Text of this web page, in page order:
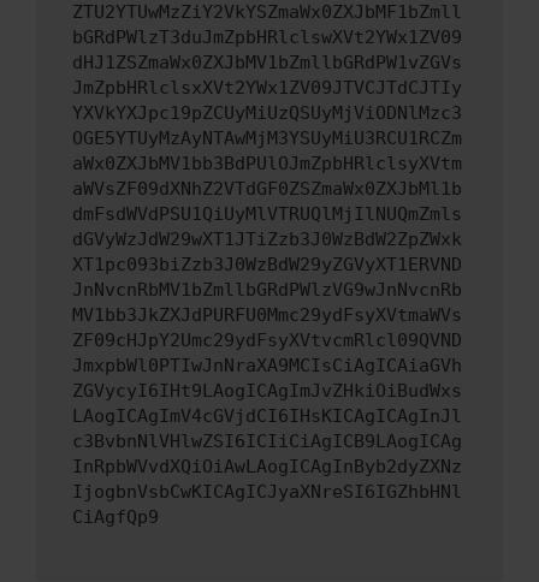
ZTU2YTUwMzZiY2VkYSZmaWx0ZXJbMF1bZmll
bGRdPWlzT3duJmZpbHRlclswXVt2YWx1ZV09
dHJ1ZSZmaWx0ZXJbMV1bZmllbGRdPW1vZGVs
JmZpbHRlclsxXVt2YWx1ZV09JTVCJTdCJTIy
YXVkYXJpc19pZCUyMiUzQSUyMjViODNlMzc3
OGE5YTUyMzAyNTAwMjM3YSUyMiU3RCU1RCZm
aWx0ZXJbMV1bb3BdPUlOJmZpbHRlclsyXVtm
aWVsZF09dXNhZ2VTdGF0ZSZmaWx0ZXJbMl1b
dmFsdWVdPSU1QiUyMlVTRUQlMjIlNUQmZmls
dGVyWzJdW29wXT1JTiZzb3J0WzBdW2ZpZWxk
XT1pc093biZzb3J0WzBdW29yZGVyXT1ERVND
JnNvcnRbMV1bZmllbGRdPWlzVG9wJnNvcnRb
MV1bb3JkZXJdPURFU0Mmc29ydFsyXVtmaWVs
ZF09cHJpY2Umc29ydFsyXVtvcmRlcl09QVND
JmxpbWl0PTIwJnNraXA9MCIsCiAgICAiaGVh
ZGVycyI6IHt9LAogICAgImJvZHkiOiBudWxs
LAogICAgImV4cGVjdCI6IHsKICAgICAgInJl
c3BvbnNlVHlwZSI6ICIiCiAgICB9LAogICAg
InRpbWVvdXQiOiAwLAogICAgInByb2dyZXNz
IjogbnVsbCwKICAgICJyaXNreSI6IGZhbHNl
CiAgfQp9